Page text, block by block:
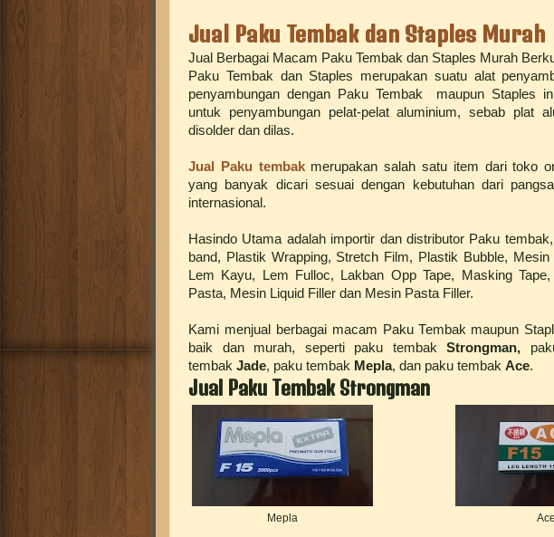
Jual Paku Tembak dan Staples Murah
Jual Berbagai Macam Paku Tembak dan Staples Murah
Paku Tembak dan Staples merupakan suatu alat
penyambungan dengan Paku Tembak maupun Staples
untuk penyambungan pelat-pelat aluminium, sebab plat
disolder dan dilas.
Jual Paku tembakmerupakan salah satu item dari toko
yang banyak dicari sesuai dengan kebutuhan dari
internasional.
Hasindo Utama adalah importir dan distributor Paku
band, Plastik Wrapping, Stretch Film, Plastik Bubble, Mesin
Lem Kayu, Lem Fulloc, Lakban Opp Tape, Masking
Pasta, Mesin Liquid Filler dan Mesin Pasta Filler.
Kami menjual berbagai macam Paku Tembak maupun
baik dan murah, seperti paku tembak Strongman,
tembak Jade, paku tembak Mepla, dan paku tembak Ace.
Jual Paku Tembak Strongman
Mepla Ace